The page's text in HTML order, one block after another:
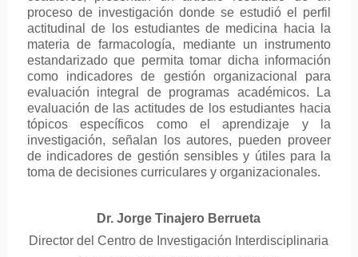
proceso de investigación donde se estudió el perfil
actitudinal de los estudiantes de medicina hacia la
materia de farmacología, mediante un instrumento
estandarizado que permita tomar dicha información
como indicadores de gestión organizacional para
evaluación integral de programas académicos. La
evaluación de las actitudes de los estudiantes hacia
tópicos específicos como el aprendizaje y la
investigación, señalan los autores, pueden proveer
de indicadores de gestión sensibles y útiles para la
toma de decisiones curriculares y organizacionales.
Dr. Jorge Tinajero Berrueta
Director del Centro de Investigación Interdisciplinaria